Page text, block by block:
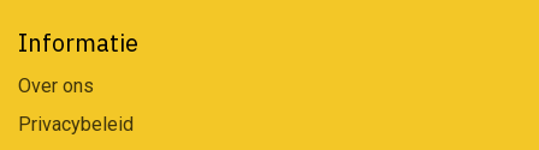
Informatie
Over ons
Privacybeleid